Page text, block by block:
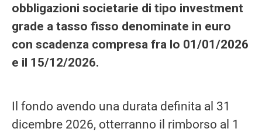
obbligazioni societarie di tipo investment
grade a tasso fisso denominate in euro
con scadenza compresa fra lo 01/01/2026
e il 15/12/2026.
Il fondo avendo una durata definita al 31
dicembre 2026, otterranno il rimborso al 1